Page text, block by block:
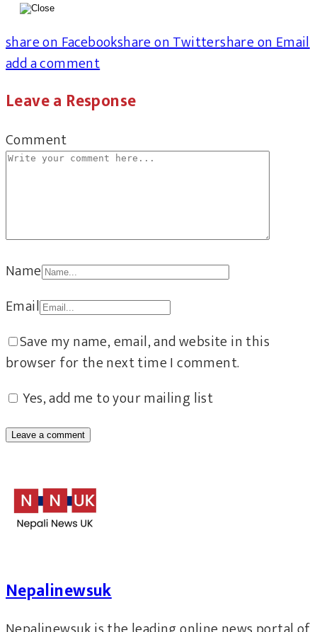
share on Facebookshare on Twittershare on Email
add a comment
Leave a Response
Comment
Name
Email
Save my name, email, and website in this
browser for the next time I comment.
Yes, add me to your mailing list
Nepalinewsuk